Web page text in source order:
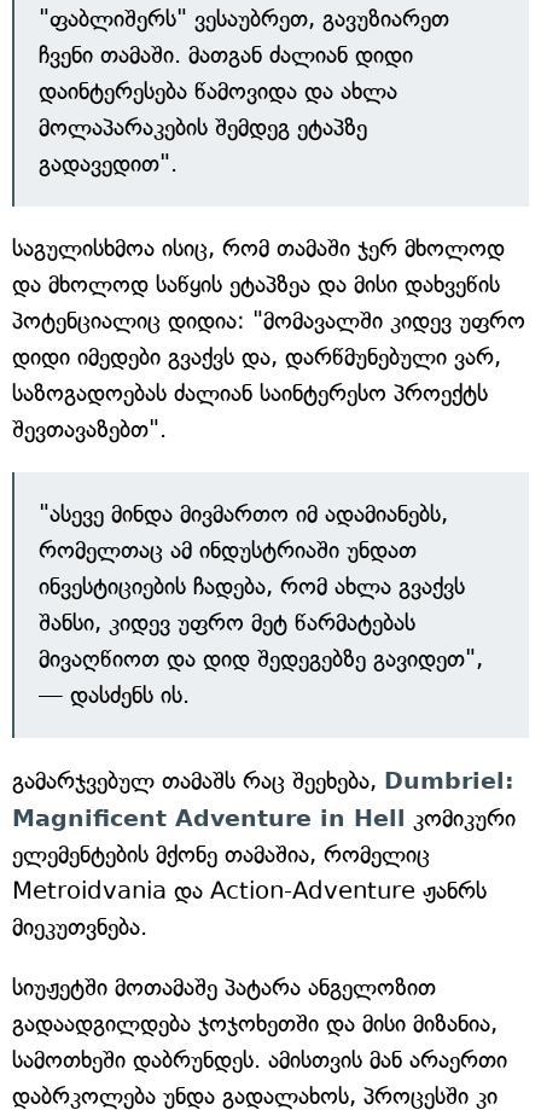
"ფაბლიშერს" ვესაუბრეთ, გავუზიარეთ
ჩვენი თამაში. მათგან ძალიან დიდი
დაინტერესება წამოვიდა და ახლა
მოლაპარაკების შემდეგ ეტაპზე
გადავედით".
საგულისხმოა ისიც, რომ თამაში ჯერ მხოლოდ
და მხოლოდ საწყის ეტაპზეა და მისი დახვეწის
პოტენციალიც დიდია: "მომავალში კიდევ უფრო
დიდი იმედები გვაქვს და, დარწმუნებული ვარ,
საზოგადოებას ძალიან საინტერესო პროექტს
შევთავაზებთ".
"ასევე მინდა მივმართო იმ ადამიანებს,
რომელთაც ამ ინდუსტრიაში უნდათ
ინვესტიციების ჩადება, რომ ახლა გვაქვს
შანსი, კიდევ უფრო მეტ წარმატებას
მივაღწიოთ და დიდ შედეგებზე გავიდეთ",
— დასძენს ის.
გამარჯვებულ თამაშს რაც შეეხება, Dumbriel:
Magnificent Adventure in Hell კომიკური
ელემენტების მქონე თამაშია, რომელიც
Metroidvania და Action-Adventure ჟანრს
მიეკუთვნება.
სიუჟეტში მოთამაშე პატარა ანგელოზით
გადაადგილდება ჯოჯოხეთში და მისი მიზანია,
სამოთხეში დაბრუნდეს. ამისთვის მან არაერთი
დაბრკოლება უნდა გადალახოს, პროცესში კი